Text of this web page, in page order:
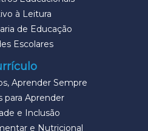
à Leitura
de Educação
Escolares
Aprender Sempre
para Aprender
e Inclusão
e Nutricional